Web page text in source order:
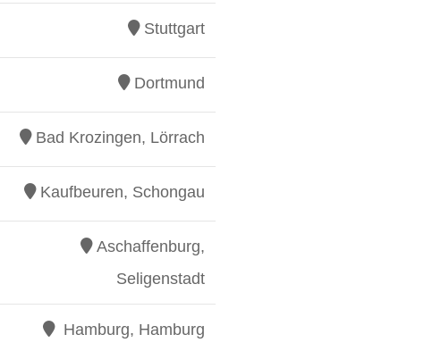
Stuttgart
Dortmund
Bad Krozingen, Lörrach
Kaufbeuren, Schongau
Aschaffenburg,
Seligenstadt
Hamburg, Hamburg